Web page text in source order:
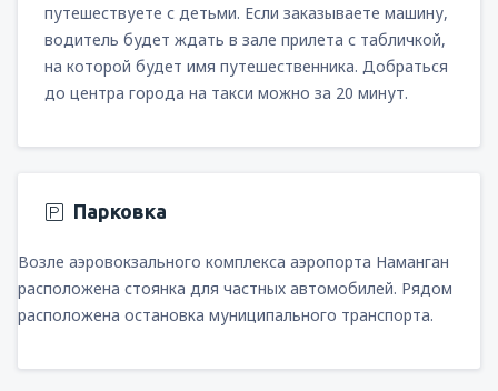
путешествуете с детьми. Если заказываете машину,
водитель будет ждать в зале прилета с табличкой,
на которой будет имя путешественника. Добраться
до центра города на такси можно за 20 минут.
Парковка
Возле аэровокзального комплекса аэропорта Наманган
расположена стоянка для частных автомобилей. Рядом
расположена остановка муниципального транспорта.